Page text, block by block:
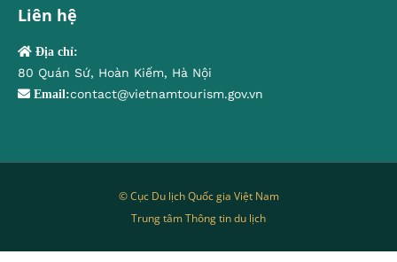
Liên hệ
Địa chỉ:
80 Quán Sứ, Hoàn Kiếm, Hà Nội
Email:contact@vietnamtourism.gov.vn
© Cục Du lịch Quốc gia Việt Nam
Trung tâm Thông tin du lịch